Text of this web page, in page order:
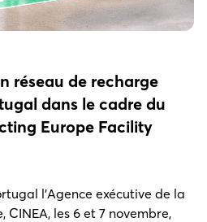
réseau de recharge
dans le cadre du
Europe Facility
l’Agence exécutive de la
CINEA, les 6 et 7 novembre,